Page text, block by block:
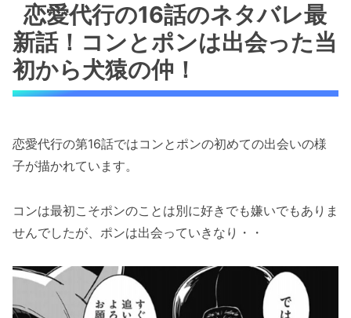
恋愛代行の16話のネタバレ最
新話！コンとポンは出会った当
初から犬猿の仲！
恋愛代行の第16話ではコンとポンの初めての出会いの様
子が描かれています。
コンは最初こそポンのことは別に好きでも嫌いでもありま
せんでしたが、ポンは出会っていきなり・・